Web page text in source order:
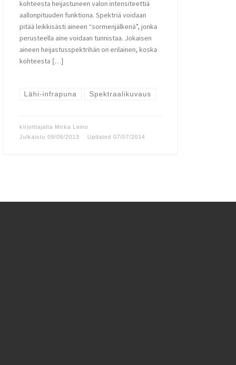
kohteesta heijastuneen valon intensiteettiä
aallonpituuden funktiona. Spektriä voidaan
pitää leikkisästi aineen “sormenjälkenä”, jonka
perusteella aine voidaan tunnistaa. Jokaisen
aineen heijastusspektrihän on erilainen, koska
kohteesta […]
Lähi-infrapuna Spektraalikuvaus
kirjoittajalta Mirka Leino
Julkaistu 09/06/2013 Updated 07/07/2014